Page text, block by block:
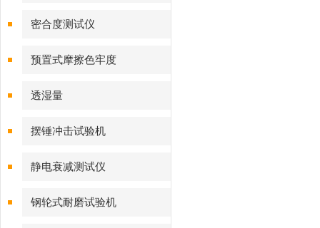
密合度测试仪
预置式摩擦色牢度
透湿量
摆锤冲击试验机
静电衰减测试仪
钢轮式耐磨试验机